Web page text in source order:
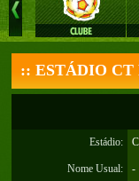
:: ESTÁDIO
Estádio:
Nome Usual: -